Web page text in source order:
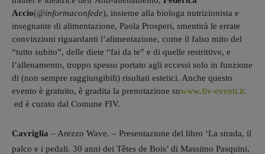
Accio(@informaconfede), insieme alla biologa nutrizionista e
insegnante di alimentazione, Paola Prosperi, smentirà le errate
convinzioni riguardanti l’alimentazione, come il falso mito del
“tutto subito”, delle diete “fai da te” e di quelle restrittive, e
l’allenamento, troppo spesso portato agli eccessi solo in funzione
di (non sempre raggiungibili) risultati estetici. Anche questo
evento è gratuito, è gradita la prenotazione suwww.fiv-eventi.it.
ed è curato dal Comune FIV.
Cavriglia – Arezzo Wave. – Presentazione del libro ‘La strada, il
palco e i pedali. 30 anni dei Têtes de Bois’ di Massimo Pasquini,